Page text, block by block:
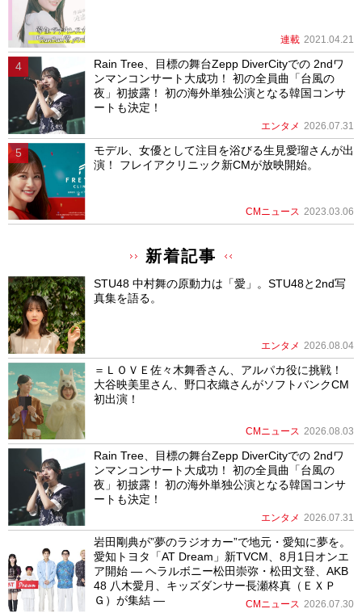
連載 2021.04.21
Rain Tree、目標の舞台Zepp DiverCityでの 2ndワ
ンマンコンサート大成功！ 初の全員曲「台風の
夜」初披露！ 初の海外単独公演となる韓国コンサ
ートも決定！
エンタメ 2026.07.31
モデル、女優として注目を浴びる生見愛瑠さんが出
演！ フレイアクリニック新CMが放映開始。
CMニュース 2023.03.06
新着記事
STU48 中村舞の原動力は「愛」。STU48と2nd写
真集を語る。
エンタメ 2026.08.04
＝ＬＯＶＥ佐々木舞香さん、アルパカ役に挑戦！
大谷映美里さん、野口衣織さんがソフトバンクCM
初出演！
CMニュース 2026.08.03
Rain Tree、目標の舞台Zepp DiverCityでの 2ndワ
ンマンコンサート大成功！ 初の全員曲「台風の
夜」初披露！ 初の海外単独公演となる韓国コンサ
ートも決定！
エンタメ 2026.07.31
岩田剛典が”夢のラジオカー”で地元・愛知に夢を。
愛知トヨタ「AT Dream」新TVCM、8月1日オンエ
ア開始 ― ヘラルボニー松田崇弥・松田文登、AKB
48 八木愛月、キッズダンサー長瀬柊真（ＥＸＰ
Ｇ）が集結 ―
CMニュース 2026.07.30